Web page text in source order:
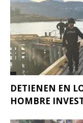
DETIENEN EN
HOMBRE